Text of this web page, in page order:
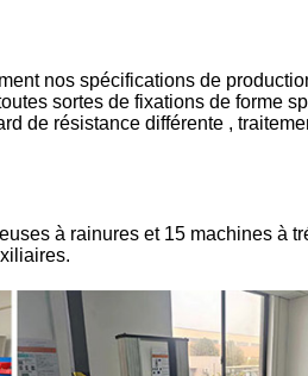
nos spécifications de
sortes de fixations de forme
de résistance différente ,
à rainures et 15 machines à